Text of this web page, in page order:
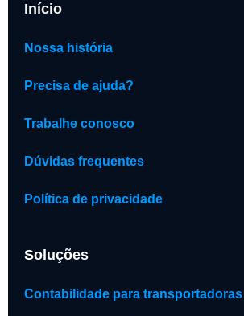
Início
Nossa história
Precisa de ajuda?
Trabalhe conosco
Dúvidas frequentes
Política de privacidade
Soluções
Contabilidade para transportadoras